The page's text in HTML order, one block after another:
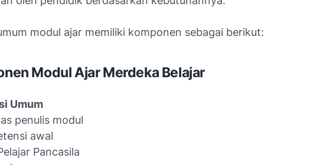
modul ajar memiliki komponen sebagai berikut:
Modul Ajar Merdeka Belajar
Umum
penulis modul
awal
Pancasila